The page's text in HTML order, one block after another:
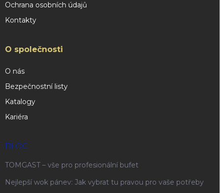
Ochrana osobních údajů
Kontakty
O společnosti
O nás
Bezpečnostní listy
Katalogy
Kariéra
BLOG
TOMGAST – vše pro profesionální bufet
Nejlepší wok pánev: Jak vybrat tu pravou pro vaše potřeby